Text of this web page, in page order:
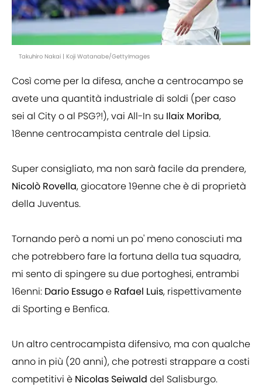
Takuhiro Nakai | Koji Watanabe/GettyImages
Così come per la difesa, anche a centrocampo se
avete una quantità industriale di soldi (per caso
sei al City o al PSG?!), vai All-In su Ilaix Moriba,
18enne centrocampista centrale del Lipsia.
Super consigliato, ma non sarà facile da prendere,
Nicolò Rovella, giocatore 19enne che è di proprietà
della Juventus.
Tornando però a nomi un po' meno conosciuti ma
che potrebbero fare la fortuna della tua squadra,
mi sento di spingere su due portoghesi, entrambi
16enni: Dario Essugoe Rafael Luis, rispettivamente
di Sporting e Benfica.
Un altro centrocampista difensivo, ma con qualche
anno in più (20 anni), che potresti strappare a costi
competitivi è Nicolas Seiwald del Salisburgo.